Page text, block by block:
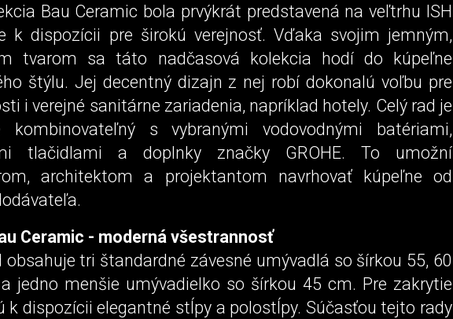
Bau Ceramic bola prvýkrát predstavená na veľtrhu ISH
k dispozícii pre širokú verejnosť. Vďaka svojim jemným,
tvarom sa táto nadčasová kolekcia hodí do kúpeľne
štýlu. Jej decentný dizajn z nej robí dokonalú voľbu pre
i verejné sanitárne zariadenia, napríklad hotely. Celý rad je
kombinovateľný s vybranými vodovodnými batériami,
tlačidlami a doplnky značky GROHE. To umožní
architektom a projektantom navrhovať kúpeľne od
Ceramic - moderná všestrannosť
obsahuje tri štandardné závesné umývadlá so šírkou 55, 60
jedno menšie umývadielko so šírkou 45 cm. Pre zakrytie
k dispozícii elegantné stĺpy a polostĺpy. Súčasťou tejto rady